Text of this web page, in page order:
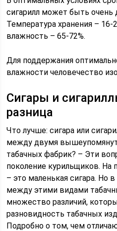
сигарилл может быть очень
Температура хранения – 16-
влажность – 65-72%.
Для поддержания
влажности человечество
Cигары и
разница
Что лучше: сигара или
между двумя
табачных фабрик? – Эти
поколение курильщиков. На
– это маленькая сигара. Но
между этими видами
множество различий,
разновидность табачных
Подробно о том, чем